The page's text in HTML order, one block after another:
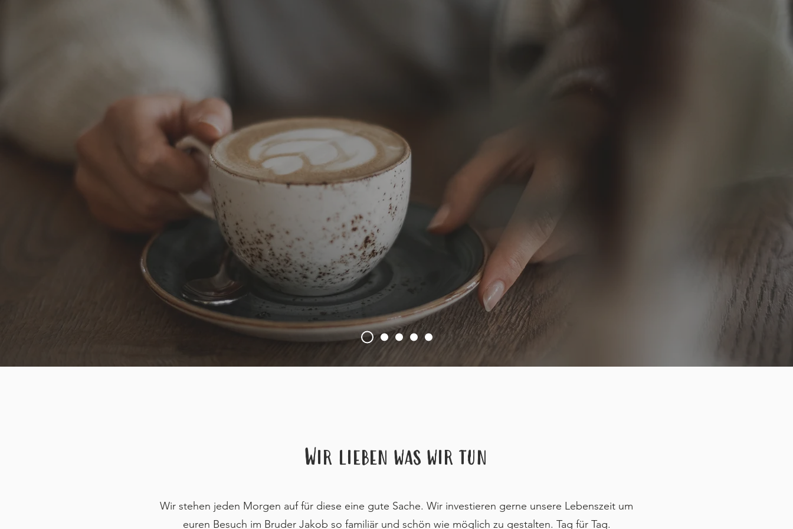
Wir lieben was wir tun
Wir stehen jeden Morgen auf für diese eine gute Sache. Wir investieren gerne unsere Lebenszeit um
euren Besuch im Bruder Jakob so familiär und schön wie möglich zu gestalten. Tag für Tag.